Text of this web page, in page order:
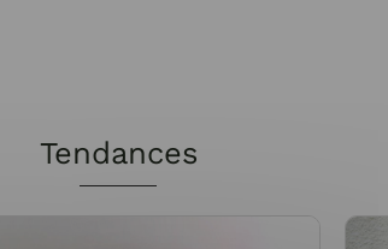
Tendances